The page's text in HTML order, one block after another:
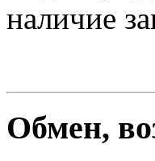
наличие
Обмен,